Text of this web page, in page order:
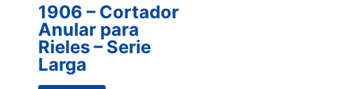
1906 – Cortador
Anular para
Rieles – Serie
Larga